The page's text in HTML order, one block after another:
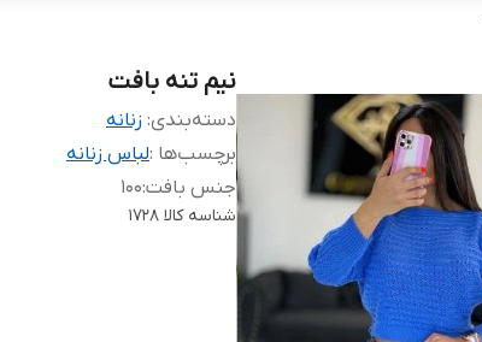
نیم تنه بافت
دسته‌بندی: زنانه
برچسب‌ها :لباس زنانه
جنس بافت:۱۰۰
شناسه کالا ۱۷۲۸